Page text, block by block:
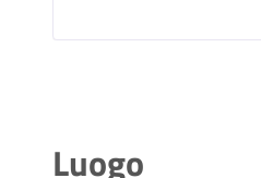
Luogo